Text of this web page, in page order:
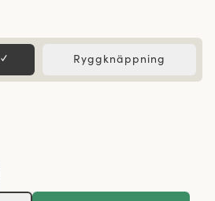
✓ Ryggknäppning